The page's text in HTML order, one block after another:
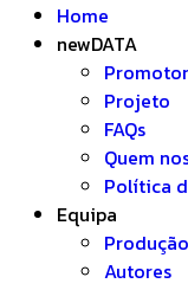
Home
newDATA
Promotor
Projeto
FAQs
Quem
Política
Equipa
Produção
Autores